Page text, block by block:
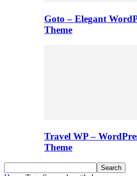
Goto – Elegant
Theme
Travel WP –
Theme